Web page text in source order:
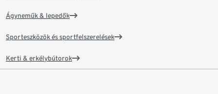
Ágyneműk & lepedők
Sporteszközök és sportfelszerelések
Kerti & erkélybútorok